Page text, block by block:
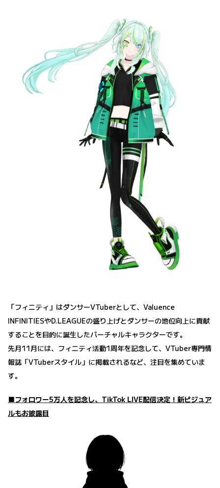
「フィニティ」はダンサーVTuberとして、Valuence
INFINITIESやD.LEAGUEの盛り上げとダンサーの地位向上に貢献
することを目的に誕生したバーチャルキャラクターです。
先月11月には、フィニティ活動1周年を記念して、VTuber専門情
報誌「VTuberスタイル」に掲載されるなど、注目を集めていま
す。
■フォロワー5万人を記念し、TikTok LIVE配信決定！新ビジュア
ルもお披露目